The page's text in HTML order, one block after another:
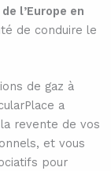
l’Europe en
de conduire le
de gaz à
a
revente de vos
et vous
pour